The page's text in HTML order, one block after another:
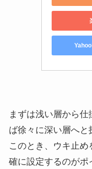
まずは浅い層から
ば徐々に深い層へと
このとき、ウキ止
確に設定するのが